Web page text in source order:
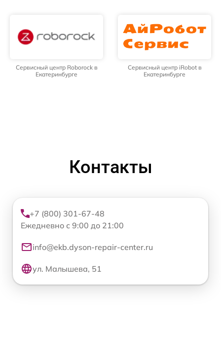
Сервисный центр Roborock в
Екатеринбурге
Сервисный центр iRobot в
Екатеринбурге
Контакты
+7 (800) 301-67-48
Ежедневно с 9:00 до 21:00
info@ekb.dyson-repair-center.ru
ул. Малышева, 51